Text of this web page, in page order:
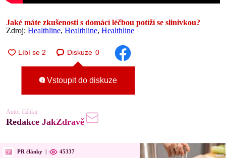
Jaké máte zkušenosti s domácí léčbou potíží se slinivkou?
Zdroj: Healthline, Healthline, Healthline
Diskuze 0
Vstoupit do diskuze
Autor článku
Redakce JakZdravě
PR články | 45337